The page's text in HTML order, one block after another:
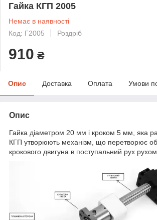
Гайка КГП 2005
Немає в наявності
Код: Г2005
Роздріб
910 ₴
Опис Доставка Оплата Умови
Опис
Гайка діаметром 20 мм і кроком 5 мм, яка
КГП утворюють механізм, що перетворює
крокового двигуна в поступальний рух